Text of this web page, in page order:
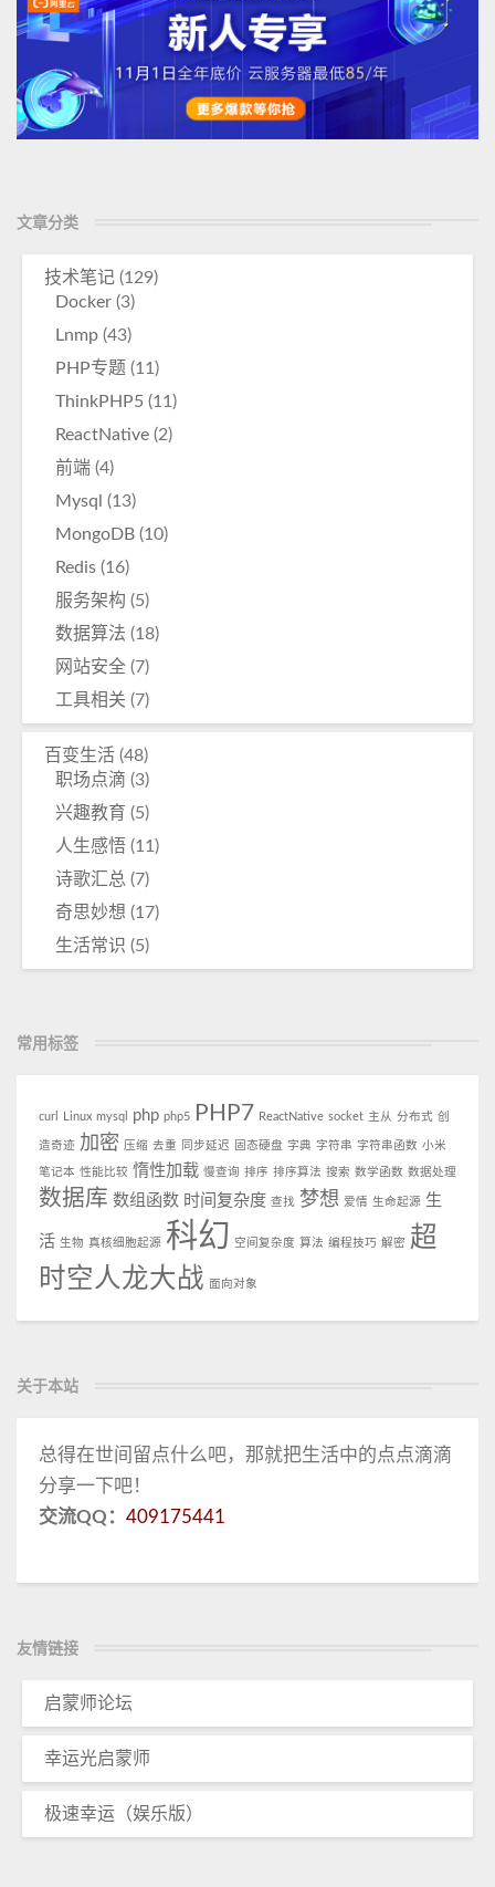
文章分类
技术笔记 (129)
Docker (3)
Lnmp (43)
PHP专题 (11)
ThinkPHP5 (11)
ReactNative (2)
前端 (4)
Mysql (13)
MongoDB (10)
Redis (16)
服务架构 (5)
数据算法 (18)
网站安全 (7)
工具相关 (7)
百变生活 (48)
职场点滴 (3)
兴趣教育 (5)
人生感悟 (11)
诗歌汇总 (7)
奇思妙想 (17)
生活常识 (5)
常用标签
curl Linux mysql php php5 PHP7 ReactNative socket 主从 分布式 创
造奇迹 加密 压缩 去重 同步延迟 固态硬盘 字典 字符串 字符串函数 小米
笔记本 性能比较 惰性加载 慢查询 排序 排序算法 搜索 数学函数 数据处理
数据库 数组函数 时间复杂度 查找 梦想 爱情 生命起源 生
活 生物 真核细胞起源 科幻 空间复杂度 算法 编程技巧 解密 超
时空人龙大战 面向对象
关于本站
总得在世间留点什么吧，那就把生活中的点点滴滴
分享一下吧！
交流QQ： 409175441
友情链接
启蒙师论坛
幸运光启蒙师
极速幸运（娱乐版）